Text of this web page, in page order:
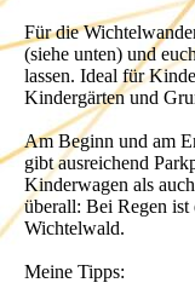
Für die
(siehe unten) und
lassen. Ideal für
Kindergärten und
Am Beginn und am
gibt ausreichend
Kinderwagen als
überall: Bei Regen ist
Wichtelwald.
Meine Tipps: